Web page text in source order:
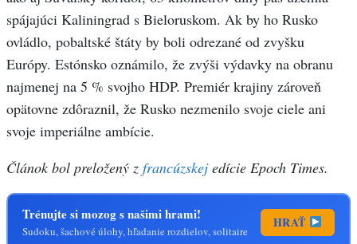
spájajúci Kaliningrad s Bieloruskom. Ak by ho Rusko
ovládlo, pobaltské štáty by boli odrezané od zvyšku
Európy. Estónsko oznámilo, že zvýši výdavky na obranu
najmenej na 5 % svojho HDP. Premiér krajiny zároveň
opätovne zdôraznil, že Rusko nezmenilo svoje ciele ani
svoje imperiálne ambície.
Článok bol preložený z francúzskejedície Epoch Times.
Trénujte si mozog s našimi hrami!
Sudoku, šachové úlohy, hľadanie rozdielov, solitaire
HRAŤ